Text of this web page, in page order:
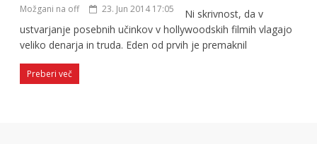
Možgani na off 23. Jun 2014 17:05
Ni skrivnost, da v
ustvarjanje posebnih učinkov v hollywoodskih filmih vlagajo
veliko denarja in truda. Eden od prvih je premaknil
Preberi več